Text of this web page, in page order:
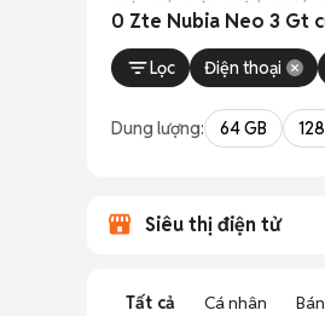
0 Zte Nubia Neo 3 Gt
Lọc Điện thoại
Dung lượng: 64 GB
Siêu thị điện tử
Tất cả Cá nhân